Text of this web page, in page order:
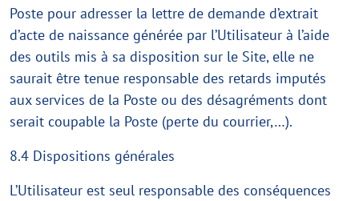
Poste pour adresser la lettre de demande d’extrait
d’acte de naissance générée par l’Utilisateur à l’aide
des outils mis à sa disposition sur le Site, elle ne
saurait être tenue responsable des retards imputés
aux services de la Poste ou des désagréments dont
serait coupable la Poste (perte du courrier,…).
8.4 Dispositions générales
L’Utilisateur est seul responsable des conséquences